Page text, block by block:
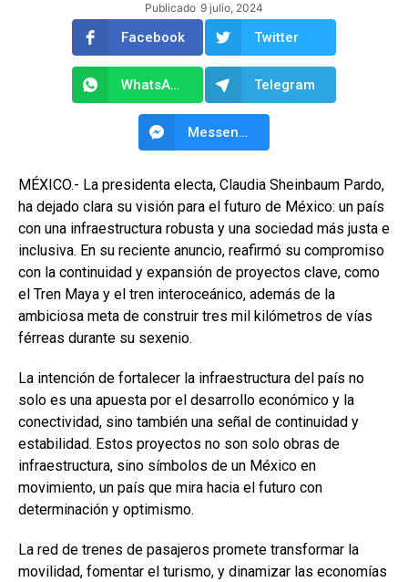
Publicado 9 julio, 2024
Facebook Twitter
WhatsApp Telegram
Messenger
MÉXICO.- La presidenta electa, Claudia Sheinbaum Pardo,
ha dejado clara su visión para el futuro de México: un país
con una infraestructura robusta y una sociedad más justa e
inclusiva. En su reciente anuncio, reafirmó su compromiso
con la continuidad y expansión de proyectos clave, como
el Tren Maya y el tren interoceánico, además de la
ambiciosa meta de construir tres mil kilómetros de vías
férreas durante su sexenio.
La intención de fortalecer la infraestructura del país no
solo es una apuesta por el desarrollo económico y la
conectividad, sino también una señal de continuidad y
estabilidad. Estos proyectos no son solo obras de
infraestructura, sino símbolos de un México en
movimiento, un país que mira hacia el futuro con
determinación y optimismo.
La red de trenes de pasajeros promete transformar la
movilidad, fomentar el turismo, y dinamizar las economías